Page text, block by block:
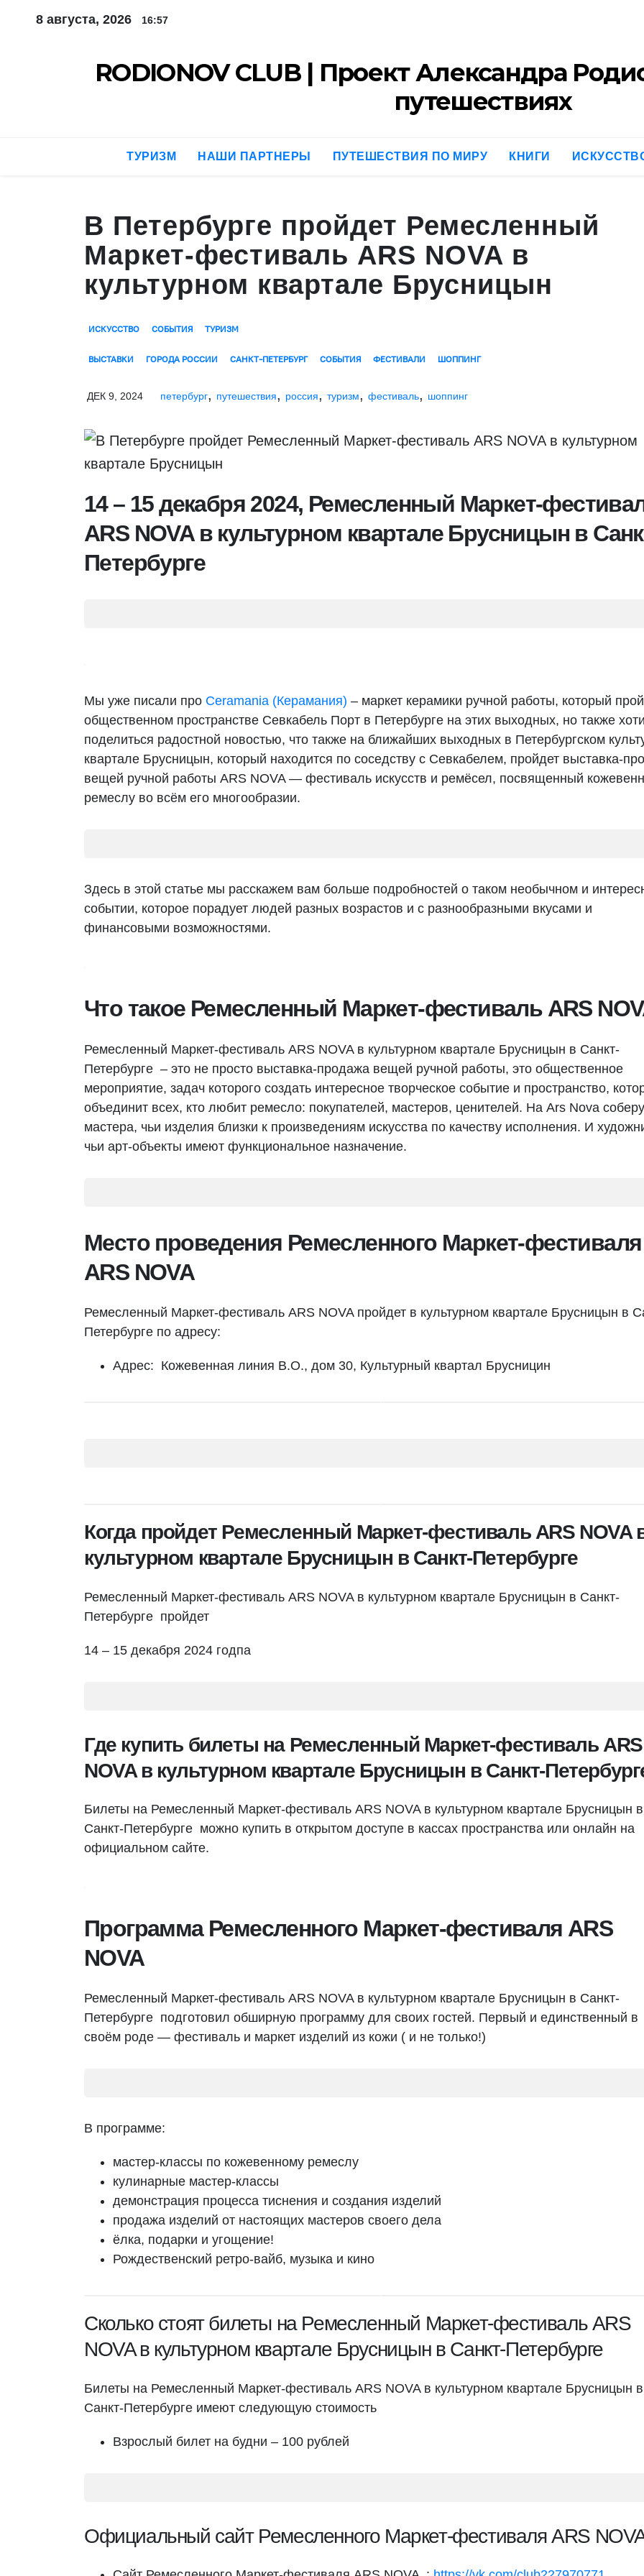
8 августа, 2026 16:57
RODIONOV CLUB | Проект Александра
путешествиях
ТУРИЗМ НАШИ ПАРТНЕРЫ ПУТЕШЕСТВИЯ ПО МИРУ КНИГИ
В Петербурге пройдет Ремесленный
Маркет-фестиваль ARS NOVA в
культурном квартале Брусницын
ИСКУССТВО СОБЫТИЯ ТУРИЗМ
ВЫСТАВКИ ГОРОДА РОССИИ САНКТ-ПЕТЕРБУРГ СОБЫТИЯ ФЕСТИВАЛИ ШОППИНГ
ДЕК 9, 2024 петербург, путешествия, россия, туризм, фестиваль, шоппинг
14 – 15 декабря 2024, Ремесленный Маркет-
ARS NOVA в культурном квартале Брусницын в
Петербурге
Мы уже писали про Ceramania (Керамания) – маркет керамики ручной работы, который
общественном пространстве Севкабель Порт в Петербурге на этих выходных, но также
поделиться радостной новостью, что также на ближайших выходных в Петербургском
квартале Брусницын, который находится по соседству с Севкабелем, пройдет выставка-
вещей ручной работы ARS NOVA — фестиваль искусств и ремёсел, посвященный
ремеслу во всём его многообразии.
Здесь в этой статье мы расскажем вам больше подробностей о таком необычном и
событии, которое порадует людей разных возрастов и с разнообразными вкусами и
финансовыми возможностями.
Что такое Ремесленный Маркет-фестиваль ARS
Ремесленный Маркет-фестиваль ARS NOVA в культурном квартале Брусницын в Санкт-
Петербурге – это не просто выставка-продажа вещей ручной работы, это общественное
мероприятие, задач которого создать интересное творческое событие и пространство,
объединит всех, кто любит ремесло: покупателей, мастеров, ценителей. На Ars Nova
мастера, чьи изделия близки к произведениям искусства по качеству исполнения. И
чьи арт-объекты имеют функциональное назначение.
Место проведения Ремесленного Маркет-фестиваля
ARS NOVA
Ремесленный Маркет-фестиваль ARS NOVA пройдет в культурном квартале Брусницын в
Петербурге по адресу:
Адрес: Кожевенная линия В.О., дом 30, Культурный квартал Брусницин
Когда пройдет Ремесленный Маркет-фестиваль ARS NOVA
культурном квартале Брусницын в Санкт-Петербурге
Ремесленный Маркет-фестиваль ARS NOVA в культурном квартале Брусницын в Санкт-
Петербурге пройдет
14 – 15 декабря 2024 годпа
Где купить билеты на Ремесленный Маркет-фестиваль ARS
NOVA в культурном квартале Брусницын в Санкт-
Билеты на Ремесленный Маркет-фестиваль ARS NOVA в культурном квартале Брусницын в
Санкт-Петербурге можно купить в открытом доступе в кассах пространства или онлайн на
официальном сайте.
Программа Ремесленного Маркет-фестиваля ARS
NOVA
Ремесленный Маркет-фестиваль ARS NOVA в культурном квартале Брусницын в Санкт-
Петербурге подготовил обширную программу для своих гостей. Первый и единственный в
своём роде — фестиваль и маркет изделий из кожи ( и не только!)
В программе:
мастер-классы по кожевенному ремеслу
кулинарные мастер-классы
демонстрация процесса тиснения и создания изделий
продажа изделий от настоящих мастеров своего дела
ёлка, подарки и угощение!
Рождественский ретро-вайб, музыка и кино
Сколько стоят билеты на Ремесленный Маркет-фестиваль ARS
NOVA в культурном квартале Брусницын в Санкт-Петербурге
Билеты на Ремесленный Маркет-фестиваль ARS NOVA в культурном квартале Брусницын в
Санкт-Петербурге имеют следующую стоимость
Взрослый билет на будни – 100 рублей
Официальный сайт Ремесленного Маркет-фестиваля ARS